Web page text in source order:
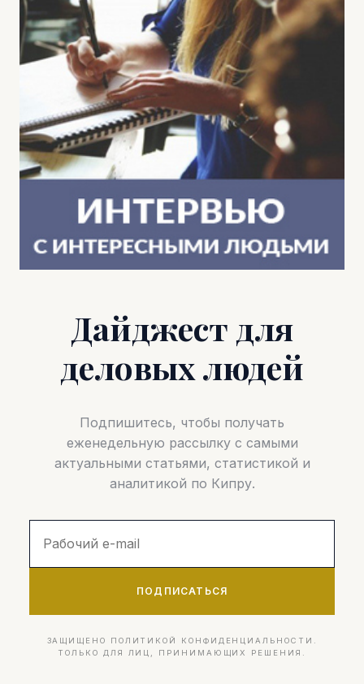
Дайджест для
деловых людей
Подпишитесь, чтобы получать
еженедельную рассылку с самыми
актуальными статьями, статистикой и
аналитикой по Кипру.
ПОДПИСАТЬСЯ
ЗАЩИЩЕНО ПОЛИТИКОЙ КОНФИДЕНЦИАЛЬНОСТИ.
ТОЛЬКО ДЛЯ ЛИЦ, ПРИНИМАЮЩИХ РЕШЕНИЯ.